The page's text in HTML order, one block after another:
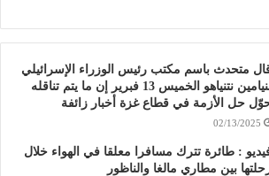
متحدث باسم مكتب رئيس الوزراء الإسرائيلي
بنيامين نتنياهو الخميس 13 فبرير إن ما يتم تناقله
حل الأزمة في قطاع غزة أخبار زائفة
02/13/2025
: طائرة تترك مسافرا معلقا في الهواء خلال
بين مطاري مالغا والناظور